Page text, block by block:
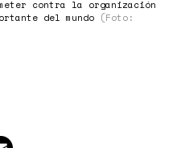
contra la organización
del mundo (Foto: